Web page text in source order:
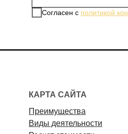
Cогласен с политикой
КАРТА САЙТА
Преимущества
Виды деятельности